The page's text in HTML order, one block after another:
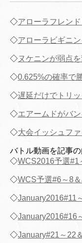
◇アローラフレン
◇アローラビギニ
◇ヌケニンが弱点
◇0.625%の確率で
◇遅延だけでトリ
◇エアームドがバ
◇大会イッシュフ
バトル動画を記事
◇WCS2016予選#1
◇WCS予選#6～8
◇January2016#11
◇January2016#16
◇January#21～22